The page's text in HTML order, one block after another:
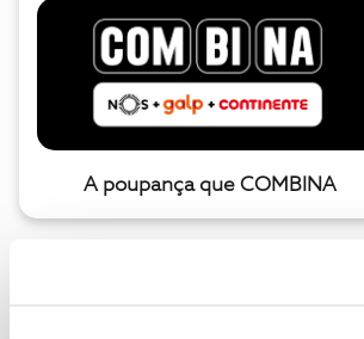
A poupança que COMBINA